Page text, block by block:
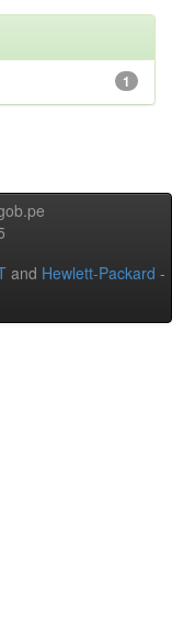
1
and Hewlett-Packard -